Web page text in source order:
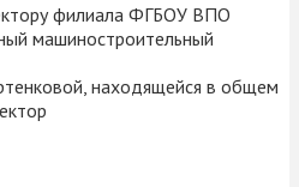
филиала ФГБОУ ВПО
машиностроительный
находящейся в общем